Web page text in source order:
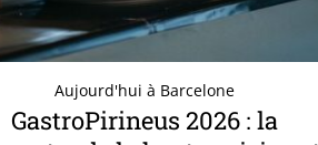
Aujourd'hui à Barcelone
GastroPirineus 2026 : la